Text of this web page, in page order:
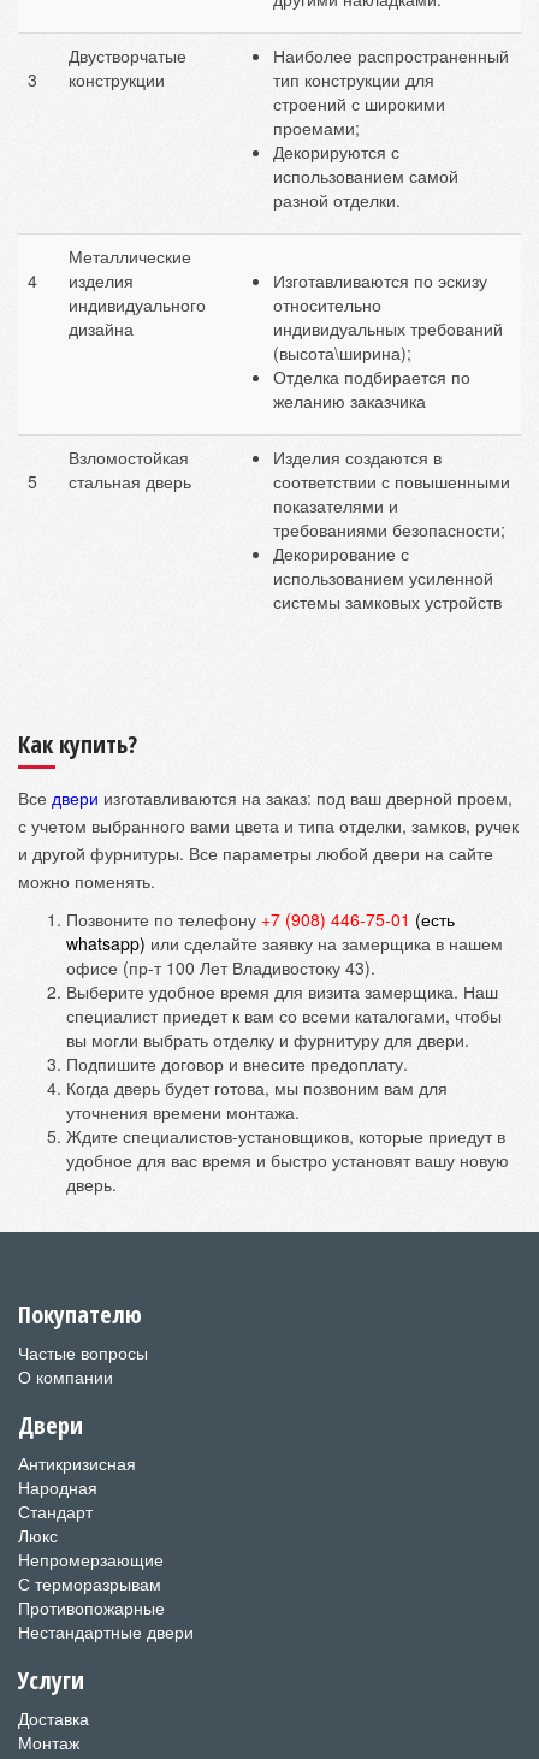
3
Двустворчатые
конструкции
Наиболее распространенный
тип конструкции для
строений с широкими
проемами;
Декорируются с
использованием самой
разной отделки.
4
Металлические
изделия
индивидуального
дизайна
Изготавливаются по эскизу
относительно
индивидуальных требований
(высота\ширина);
Отделка подбирается по
желанию заказчика
5
Взломостойкая
стальная дверь
Изделия создаются в
соответствии с повышенными
показателями и
требованиями безопасности;
Декорирование с
использованием усиленной
системы замковых устройств⁠
Как купить?
Все двери изготавливаются на заказ: под ваш дверной проем,
с учетом выбранного вами цвета и типа отделки, замков, ручек
и другой фурнитуры. Все параметры любой двери на сайте
можно поменять.
Позвоните по телефону +7 (908) 446-75-01 (есть
whatsapp) или сделайте заявку на замерщика в нашем
офисе (пр-т 100 Лет Владивостоку 43).
Выберите удобное время для визита замерщика. Наш
специалист приедет к вам со всеми каталогами, чтобы
вы могли выбрать отделку и фурнитуру для двери.
Подпишите договор и внесите предоплату.
Когда дверь будет готова, мы позвоним вам для
уточнения времени монтажа.
Ждите специалистов-установщиков, которые приедут в
удобное для вас время и быстро установят вашу новую
дверь.
Покупателю
Частые вопросы
О компании
Двери
Антикризисная
Народная
Стандарт
Люкс
Непромерзающие
С терморазрывам
Противопожарные
Нестандартные двери
Услуги
Доставка
Монтаж